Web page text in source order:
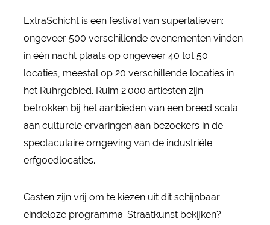
ExtraSchicht is een festival van superlatieven:
ongeveer 500 verschillende evenementen vinden
in één nacht plaats op ongeveer 40 tot 50
locaties, meestal op 20 verschillende locaties in
het Ruhrgebied. Ruim 2.000 artiesten zijn
betrokken bij het aanbieden van een breed scala
aan culturele ervaringen aan bezoekers in de
spectaculaire omgeving van de industriële
erfgoedlocaties.
Gasten zijn vrij om te kiezen uit dit schijnbaar
eindeloze programma: Straatkunst bekijken?